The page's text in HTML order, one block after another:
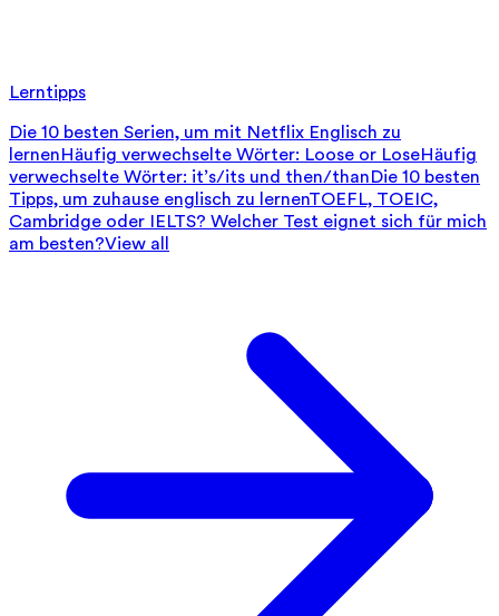
Lerntipps
Die 10 besten Serien, um mit Netflix Englisch zu
lernenHäufig verwechselte Wörter: Loose or LoseHäufig
verwechselte Wörter: it’s/its und then/thanDie 10 besten
Tipps, um zuhause englisch zu lernenTOEFL, TOEIC,
Cambridge oder IELTS? Welcher Test eignet sich für mich
am besten?View all